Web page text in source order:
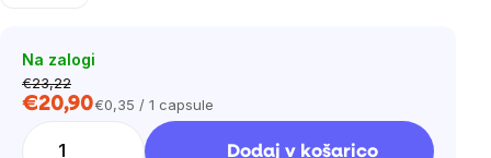
Na zalogi
€23,22
€20,90Cena
€0,35 / 1 capsule
Dodaj v košarico